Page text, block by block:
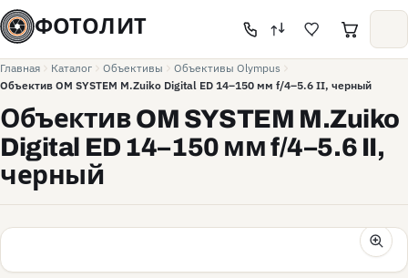
ФОТОЛИТ
Главная Каталог Объективы
Объективы Olympus
Объектив OM SYSTEM M.Zuiko Digital ED 14–150 мм f/4–5.6 II, черный
Объектив OM SYSTEM M.Zuiko
Digital ED 14–150 мм f/4–5.6 II,
черный